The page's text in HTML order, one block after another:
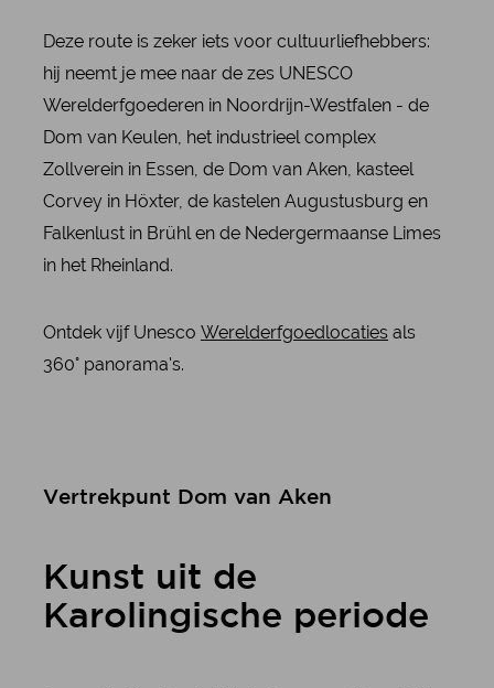
Deze route is zeker iets voor cultuurliefhebbers:
hij neemt je mee naar de zes UNESCO
Werelderfgoederen in Noordrijn-Westfalen - de
Dom van Keulen, het industrieel complex
Zollverein in Essen, de Dom van Aken, kasteel
Corvey in Höxter, de kastelen Augustusburg en
Falkenlust in Brühl en de Nedergermaanse Limes
in het Rheinland.
Ontdek vijf Unesco Werelderfgoedlocatiesals
360° panorama's.
Vertrekpunt Dom van Aken
Kunst uit de
Karolingische periode